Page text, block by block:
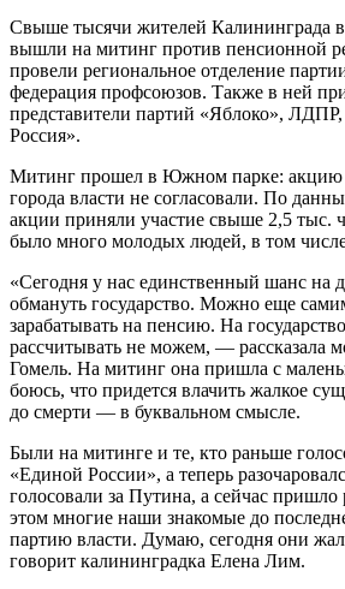
Свыше тысячи жителей Калининграда
вышли на митинг против пенсионной
провели региональное отделение
федерация профсоюзов. Также в ней
представители партий «Яблоко»,
Россия».
Митинг прошел в Южном парке: акцию
города власти не согласовали. По
акции приняли участие свыше 2,5 тыс.
было много молодых людей, в том
«Сегодня у нас единственный шанс на
обмануть государство. Можно еще
зарабатывать на пенсию. На
рассчитывать не можем, — рассказала
Гомель. На митинг она пришла с
боюсь, что придется влачить жалкое
до смерти — в буквальном смысле.
Были на митинге и те, кто раньше
«Единой России», а теперь
голосовали за Путина, а сейчас пришло
этом многие наши знакомые до
партию власти. Думаю, сегодня они
говорит калининградка Елена Лим.